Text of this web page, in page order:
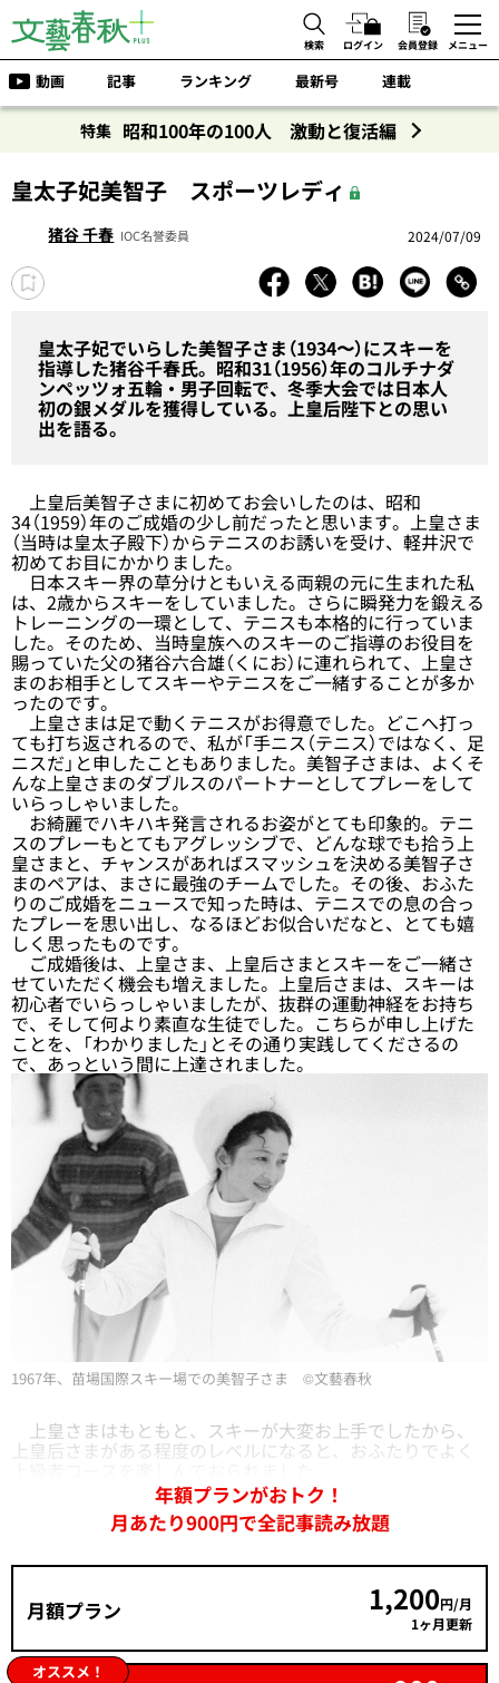
検索 ログイン 会員登録 メニュー
動画 記事 ランキング 最新号 連載
特集 昭和100年の100人 激動と復活編
皇太子妃美智子 スポーツレディ
猪谷 千春 IOC名誉委員 2024/07/09
皇太子妃でいらした美智子さま（1934〜）にスキーを
指導した猪谷千春氏。昭和31（1956）年のコルチナダ
ンペッツォ五輪・男子回転で、冬季大会では日本人
初の銀メダルを獲得している。上皇后陛下との思い
出を語る。
上皇后美智子さまに初めてお会いしたのは、昭和
34（1959）年のご成婚の少し前だったと思います。上皇さま
（当時は皇太子殿下）からテニスのお誘いを受け、軽井沢で
初めてお目にかかりました。
日本スキー界の草分けともいえる両親の元に生まれた私
は、2歳からスキーをしていました。さらに瞬発力を鍛える
トレーニングの一環として、テニスも本格的に行っていま
した。そのため、当時皇族へのスキーのご指導のお役目を
賜っていた父の猪谷六合雄（くにお）に連れられて、上皇さ
まのお相手としてスキーやテニスをご一緒することが多か
ったのです。
上皇さまは足で動くテニスがお得意でした。どこへ打っ
ても打ち返されるので、私が「手ニス（テニス）ではなく、足
ニスだ」と申したこともありました。美智子さまは、よくそ
んな上皇さまのダブルスのパートナーとしてプレーをして
いらっしゃいました。
お綺麗でハキハキ発言されるお姿がとても印象的。テニ
スのプレーもとてもアグレッシブで、どんな球でも拾う上
皇さまと、チャンスがあればスマッシュを決める美智子さ
まのペアは、まさに最強のチームでした。その後、おふた
りのご成婚をニュースで知った時は、テニスでの息の合っ
たプレーを思い出し、なるほどお似合いだなと、とても嬉
しく思ったものです。
ご成婚後は、上皇さま、上皇后さまとスキーをご一緒さ
せていただく機会も増えました。上皇后さまは、スキーは
初心者でいらっしゃいましたが、抜群の運動神経をお持ち
で、そして何より素直な生徒でした。こちらが申し上げた
ことを、「わかりました」とその通り実践してくださるの
で、あっという間に上達されました。
1967年、苗場国際スキー場での美智子さま ©文藝春秋
上皇さまはもともと、スキーが大変お上手でしたから、
上皇后さまがある程度のレベルになると、おふたりでよく
年額プランがおトク！
月あたり900円で全記事読み放題
月額プラン 1,200円/月
1ヶ月更新
オススメ！